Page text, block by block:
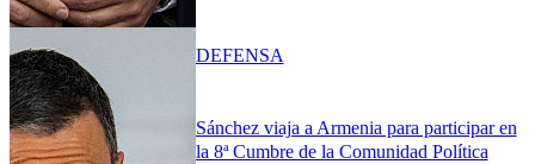
Sánchez viaja a Armenia para participar en
la 8ª Cumbre de la Comunidad Política
DEFENSA